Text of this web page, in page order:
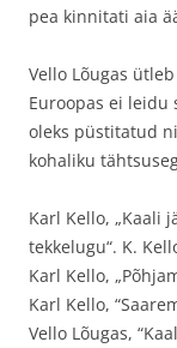
pea kinnitati aia
Vello Lõugas
Euroopas ei leidu
oleks püstitatud
kohaliku
Karl Kello, „Kaali
tekkelugu“. K.
Karl Kello,
Karl Kello,
Vello Lõugas,